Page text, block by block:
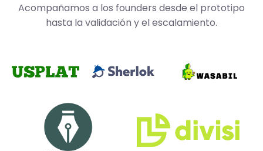
Acompañamos a los founders desde el prototipo
hasta la validación y el escalamiento.